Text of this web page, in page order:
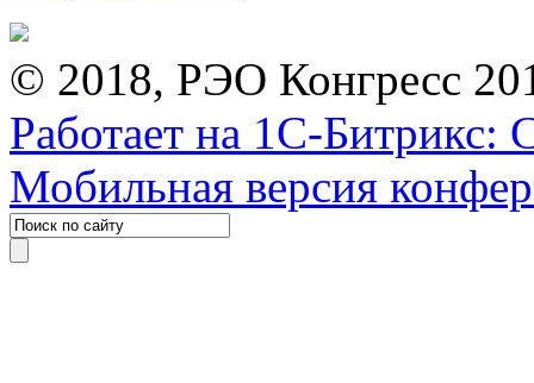
© 2018, РЭО Конгресс
Работает на 1С-Битрикс:
Мобильная версия